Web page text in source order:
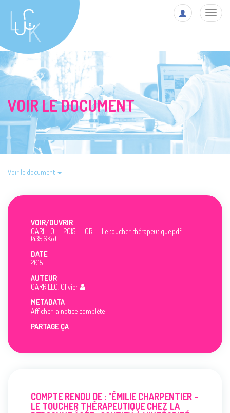
VOIR LE DOCUMENT
Voir le document
VOIR/OUVRIR
CARILLO -- 2015 -- CR -- Le toucher thérapeutique.pdf
(435.6Ko)
DATE
2015
AUTEUR
CARRILLO, Olivier
METADATA
Afficher la notice complète
PARTAGE ÇA
COMPTE RENDU DE : "ÉMILIE CHARPENTIER –
LE TOUCHER THÉRAPEUTIQUE CHEZ LA